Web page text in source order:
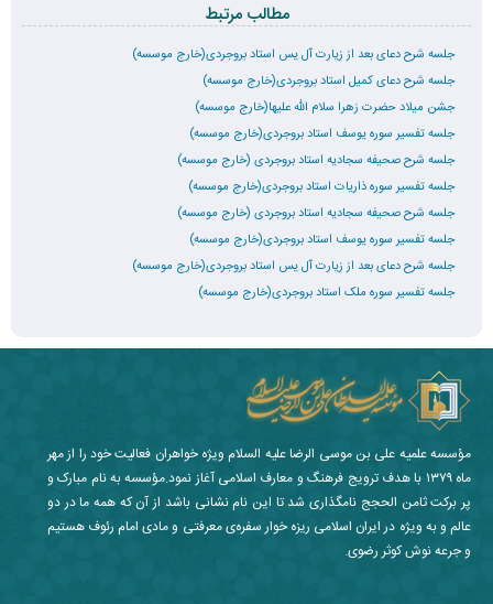
مطالب مرتبط
جلسه شرح دعای بعد از زیارت آل یس استاد بروجردی(خارج موسسه)
جلسه شرح دعای کمیل استاد بروجردی(خارج موسسه)
جشن میلاد حضرت زهرا سلام الله علیها(خارج موسسه)
جلسه تفسیر سوره یوسف استاد بروجردی(خارج موسسه)
جلسه شرح صحیفه سجادیه استاد بروجردی (خارج موسسه)
جلسه تفسیر سوره ذاریات استاد بروجردی(خارج موسسه)
جلسه شرح صحیفه سجادیه استاد بروجردی (خارج موسسه)
جلسه تفسیر سوره یوسف استاد بروجردی(خارج موسسه)
جلسه شرح دعای بعد از زیارت آل یس استاد بروجردی(خارج موسسه)
جلسه تفسیر سوره ملک استاد بروجردی(خارج موسسه)
مؤسسه علمیه علی بن موسی الرضا علیه السلام ویژه خواهران فعالیت خود را از مهر
ماه ۱۳۷۹ با هدف ترویج فرهنگ و معارف اسلامی آغاز نمود.مؤسسه به نام مبارک و
پر برکت ثامن الحجج نامگذاری شد تا این نام نشانی باشد از آن که همه ما در دو
عالم و به ویژه در ایران اسلامی ریزه خوار سفره‌ی معرفتی و مادی امام رئوف هستیم
و جرعه نوش کوثر رضوی.